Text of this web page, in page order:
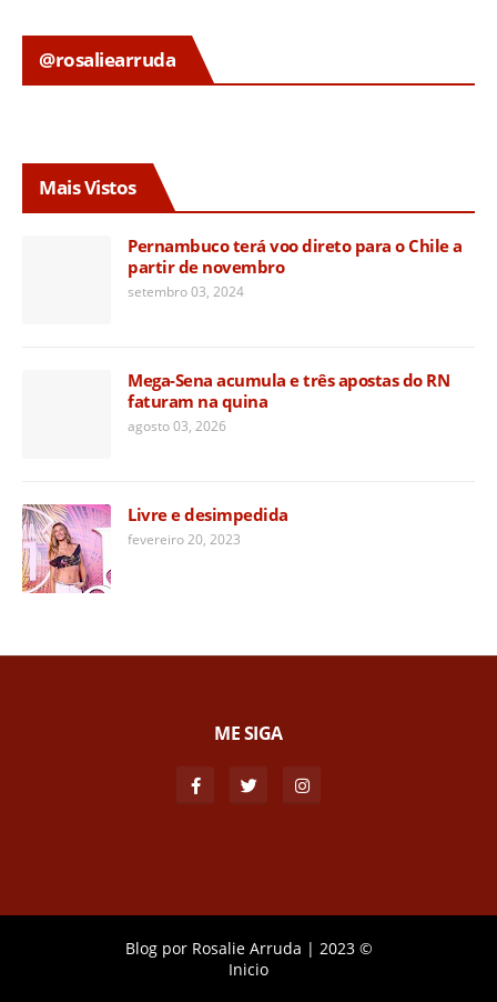
@rosaliearruda
Mais Vistos
Pernambuco terá voo direto para o Chile a
partir de novembro
setembro 03, 2024
Mega-Sena acumula e três apostas do RN
faturam na quina
agosto 03, 2026
Livre e desimpedida
fevereiro 20, 2023
ME SIGA
Blog por Rosalie Arruda | 2023 ©
Inicio